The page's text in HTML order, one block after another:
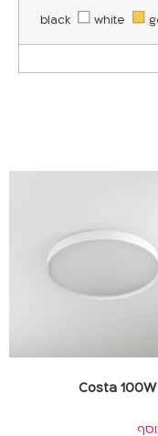
white
Costa 100W